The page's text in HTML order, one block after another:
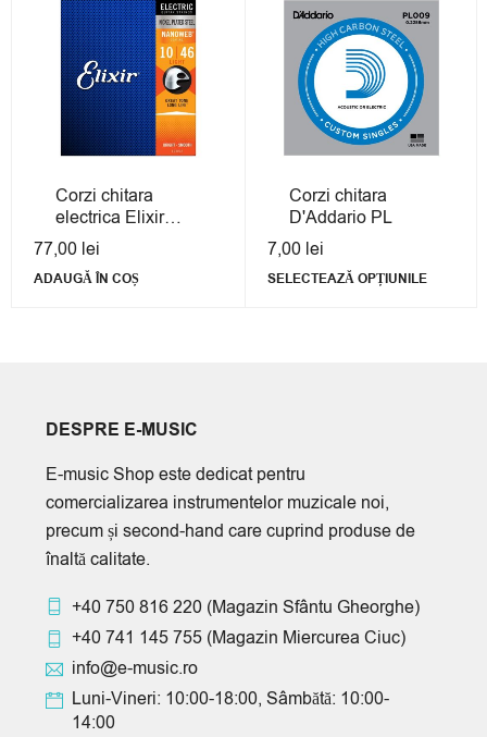
Corzi chitara
electrica Elixir
Nanoweb Electric
Light 10/46
77,00 lei
ADAUGĂ ÎN COȘ
Corzi chitara
D'Addario PL
7,00 lei
SELECTEAZĂ OPȚIUNILE
DESPRE E-MUSIC
E-music Shop este dedicat pentru
comercializarea instrumentelor muzicale noi,
precum și second-hand care cuprind produse de
înaltă calitate.
+40 750 816 220 (Magazin Sfântu Gheorghe)
+40 741 145 755 (Magazin Miercurea Ciuc)
info@e-music.ro
Luni-Vineri: 10:00-18:00, Sâmbătă: 10:00-
14:00